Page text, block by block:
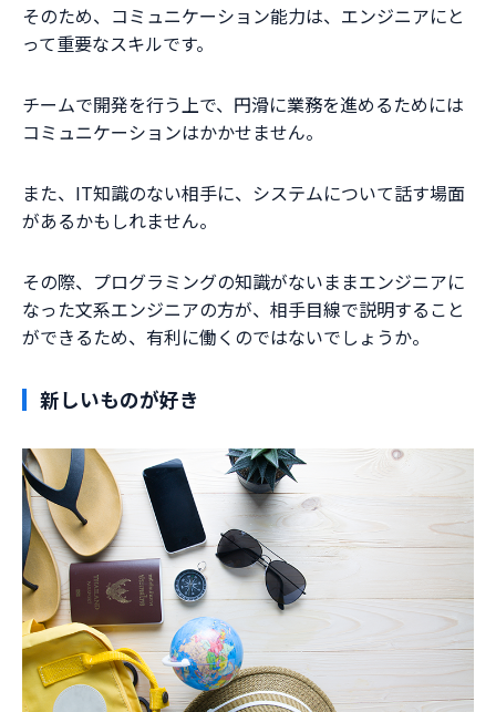
そのため、コミュニケーション能力は、エンジニアにと
って重要なスキルです。
チームで開発を行う上で、円滑に業務を進めるためには
コミュニケーションはかかせません。
また、IT知識のない相手に、システムについて話す場面
があるかもしれません。
その際、プログラミングの知識がないままエンジニアに
なった文系エンジニアの方が、相手目線で説明すること
ができるため、有利に働くのではないでしょうか。
新しいものが好き